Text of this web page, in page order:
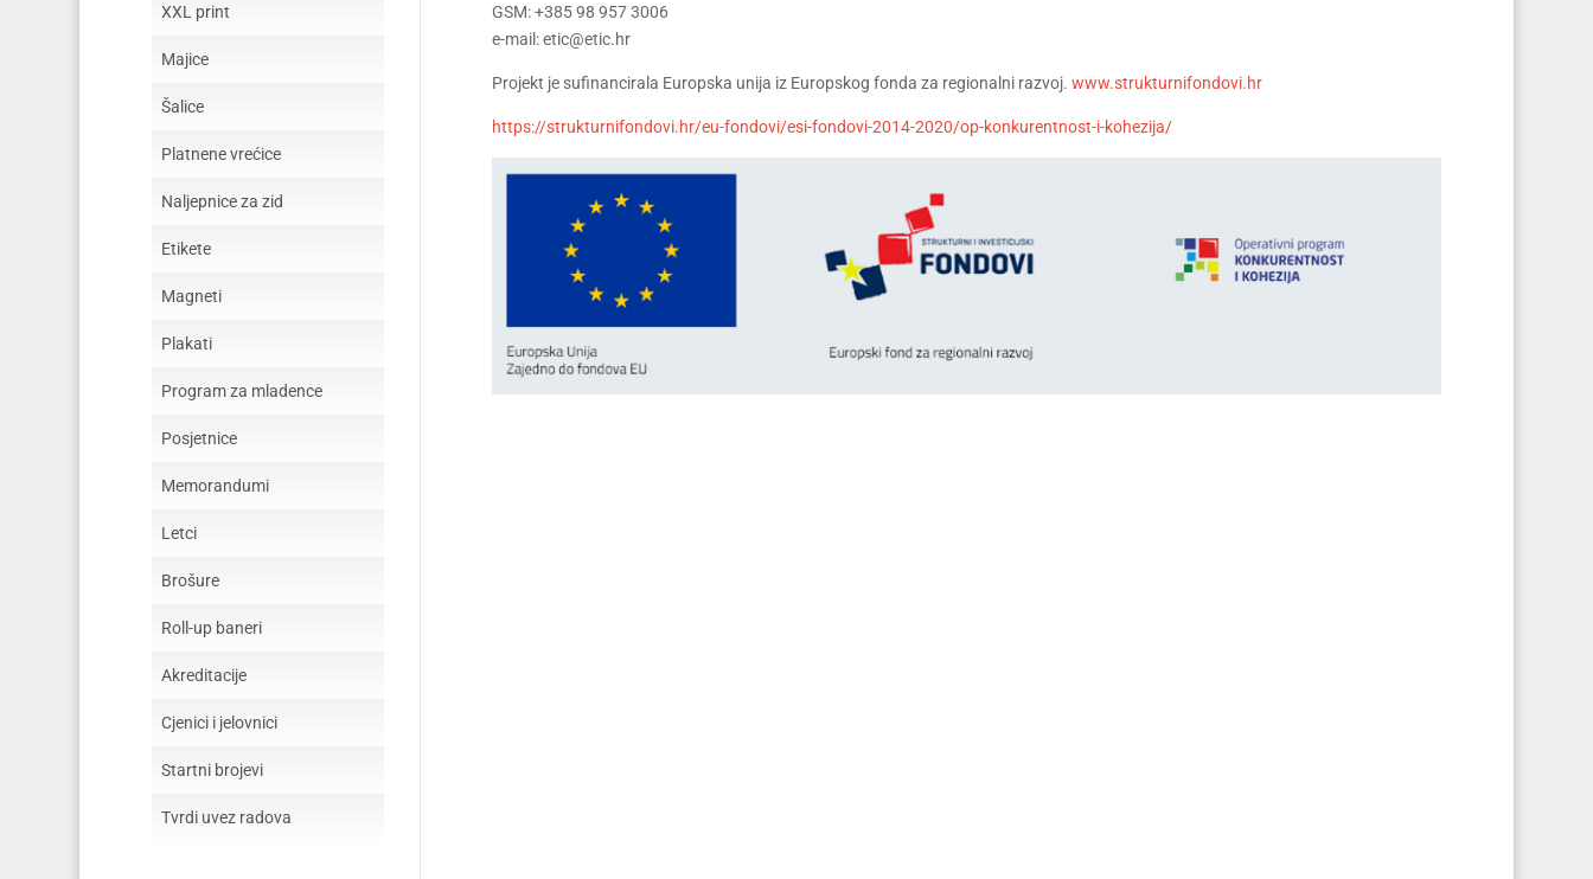
XXL print
Majice
Šalice
Platnene vrećice
Naljepnice za zid
Etikete
Magneti
Plakati
Program za mladence
Posjetnice
Memorandumi
Letci
Brošure
Roll-up baneri
Akreditacije
Cjenici i jelovnici
Startni brojevi
Tvrdi uvez radova
GSM: +385 98 957 3006
e-mail: etic@etic.hr
Projekt je sufinancirala Europska unija iz Europskog fonda za regionalni razvoj. www.strukturnifondovi.hr
https://strukturnifondovi.hr/eu-fondovi/esi-fondovi-2014-2020/op-konkurentnost-i-kohezija/